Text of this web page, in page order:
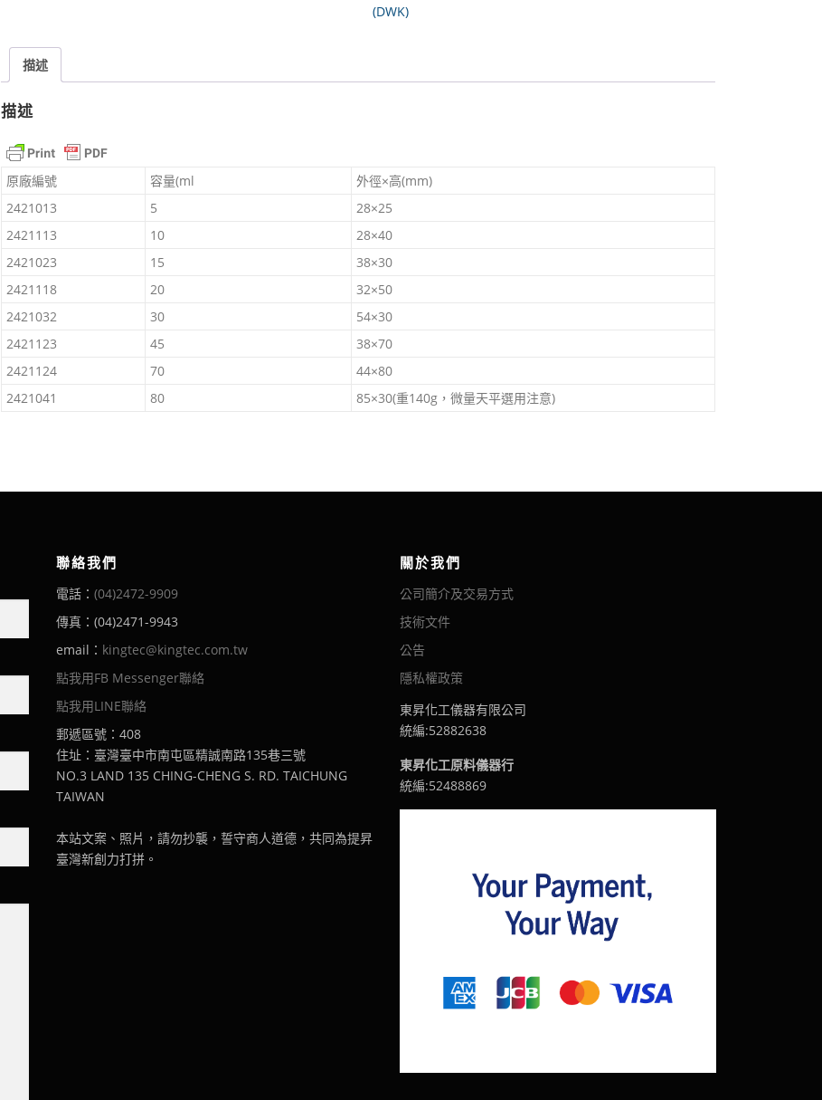
(DWK)
描述
描述
原廠編號 容量(ml
外徑×高(mm)
2421013
5
28×25
2421113
10
28×40
2421023
15
38×30
2421118
20
32×50
2421032
30
54×30
2421123
45
38×70
2421124
70
44×80
2421041
80 85×30(重140g，微量天平選用注意)
聯絡我們
電話： (04)2472-9909
傳真：(04)2471-9943
email： kingtec@kingtec.com.tw
點我用FB Messenger聯絡
點我用LINE聯絡
郵遞區號：408
住址：臺灣臺中市南屯區精誠南路135巷三號
NO.3 LAND 135 CHING-CHENG S. RD. TAICHUNG
TAIWAN
本站文案、照片，請勿抄襲，誓守商人道德，共同為提昇
臺灣新創力打拼。
關於我們
公司簡介及交易方式
技術文件
公告
隱私權政策
東昇化工儀器有限公司
統編:52882638
東昇化工原料儀器行
統編:52488869